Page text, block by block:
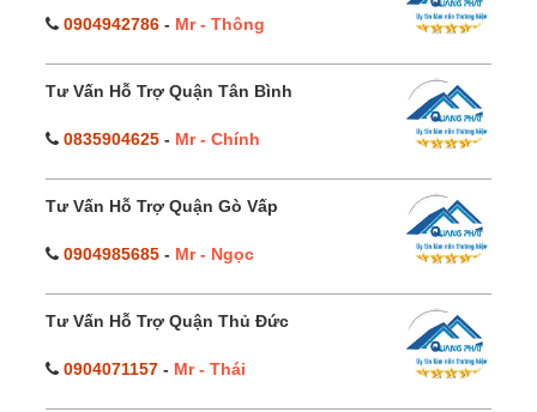
0904942786 - Mr - Thông
Tư Vấn Hỗ Trợ Quận Tân Bình
0835904625 - Mr - Chính
Tư Vấn Hỗ Trợ Quận Gò Vấp
0904985685 - Mr - Ngọc
Tư Vấn Hỗ Trợ Quận Thủ Đức
0904071157 - Mr - Thái